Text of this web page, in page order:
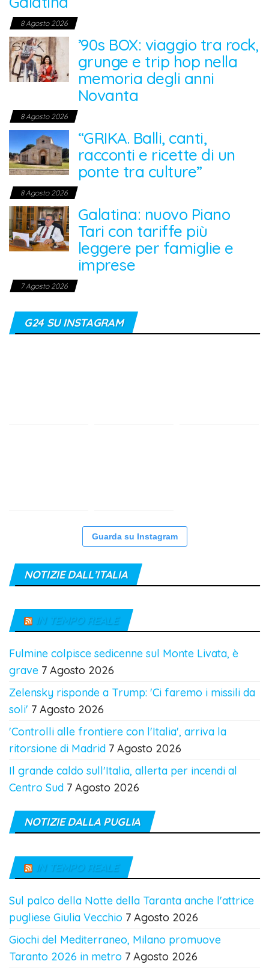
8 Agosto 2026
’90s BOX: viaggio tra rock,
grunge e trip hop nella
memoria degli anni
Novanta
8 Agosto 2026
“GRIKA. Balli, canti,
racconti e ricette di un
ponte tra culture”
8 Agosto 2026
Galatina: nuovo Piano
Tari con tariffe più
leggere per famiglie e
imprese
7 Agosto 2026
G24 SU INSTAGRAM
Guarda su Instagram
NOTIZIE DALL’ITALIA
IN TEMPO REALE
Fulmine colpisce sedicenne sul Monte Livata, è
grave 7 Agosto 2026
Zelensky risponde a Trump: 'Ci faremo i missili da
soli' 7 Agosto 2026
'Controlli alle frontiere con l'Italia', arriva la
ritorsione di Madrid 7 Agosto 2026
Il grande caldo sull'Italia, allerta per incendi al
Centro Sud 7 Agosto 2026
NOTIZIE DALLA PUGLIA
IN TEMPO REALE
Sul palco della Notte della Taranta anche l'attrice
pugliese Giulia Vecchio 7 Agosto 2026
Giochi del Mediterraneo, Milano promuove
Taranto 2026 in metro 7 Agosto 2026